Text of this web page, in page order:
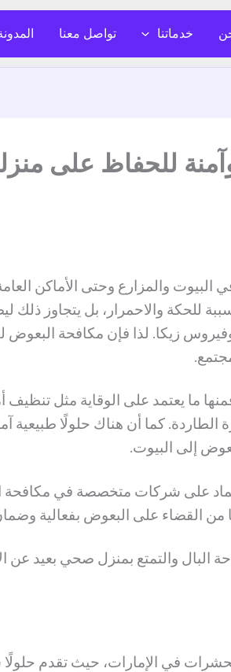
خدماتنا تواصل معنا
للحفاظ على منزلك
البيوت والمزارع وحتى الأماكن
للحكة والاحمرار، بل يتجاوز ذلك
زيكا. لذا فإن مكافحة البعوض
ما يعتمد على الوقاية مثل تنظيف
الطاردة. كما أن هناك حلولًا طبيعية
إلى البيوت.
على شركات متخصصة في مكافحة
القضاء على البعوض بفعالية
والتمتع بمنزل صحي بعيد عن
في الإمارات، حيث تقدم حلولًا